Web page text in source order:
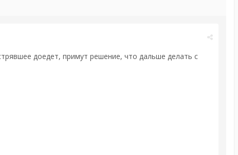
доедет, примут решение, что дальше делать с